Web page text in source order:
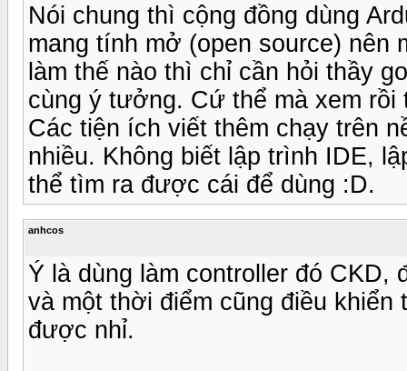
Nói chung thì cộng đồng dùng
mang tính mở (open source) nên
làm thế nào thì chỉ cần hỏi thầy
cùng ý tưởng. Cứ thể mà xem
Các tiện ích viết thêm chạy trên
nhiều. Không biết lập trình IDE,
thể tìm ra được cái để dùng :D.
anhcos
Ý là dùng làm controller đó CKD,
và một thời điểm cũng điều
được nhỉ.